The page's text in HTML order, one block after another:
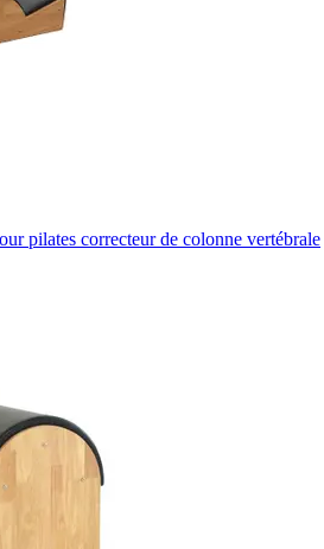
pilates correcteur de colonne vertébrale